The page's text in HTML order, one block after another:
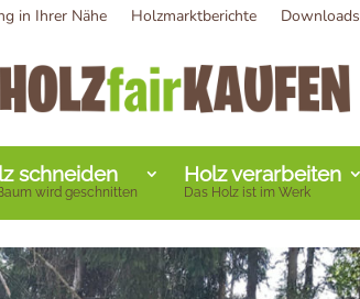
in Ihrer Nähe Holzmarktberichte Downloads
schneiden
wird geschnitten
Holz verarbeiten
Das Holz ist im Werk